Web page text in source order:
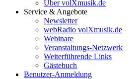
Über volXmusik.de
Service & Angebote
Newsletter
webRadio volXmusik.de
Webinare
Veranstaltungs-Netzwerk
Weiterführende Links
Gästebuch
Benutzer-Anmeldung